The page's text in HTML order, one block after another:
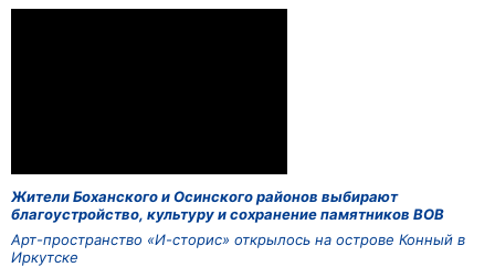
Жители Боханского и Осинского районов выбирают
благоустройство, культуру и сохранение памятников ВОВ
Арт-пространство «И-сторис» открылось на острове Конный в
Иркутске